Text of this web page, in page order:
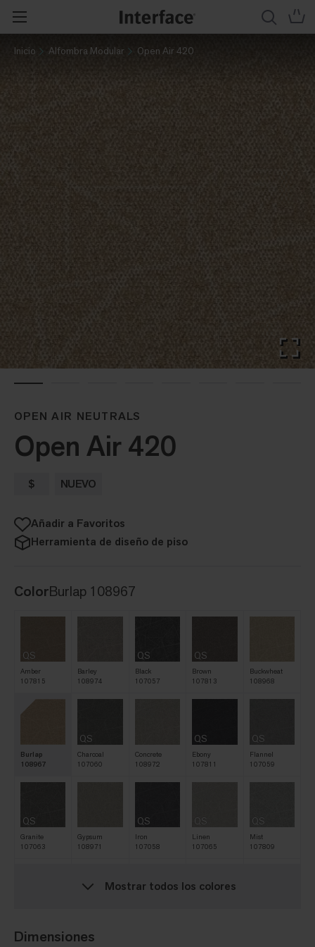
Inicio Alfombra Modular Open Air 420
OPEN AIR NEUTRALS
Open Air 420
$ NUEVO
Añadir a Favoritos
Herramienta de diseño de piso
ColorBurlap 108967
QS
Amber
107815
Barley
108974
QS
Black
107057
QS
Brown
107813
Buckwheat
108968
Burlap
108967
QS
Charcoal
107060
Concrete
108972
QS
Ebony
107811
QS
Flannel
107059
QS
Granite
107063
Gypsum
108971
QS
Iron
107058
QS
Linen
107065
QS
Mist
107809
Mostrar todos los colores
Dimensiones